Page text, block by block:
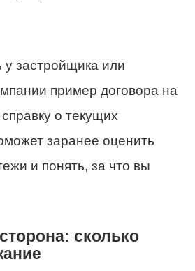
у застройщика или
пример договора на
о текущих
заранее оценить
и понять, за что вы
сколько